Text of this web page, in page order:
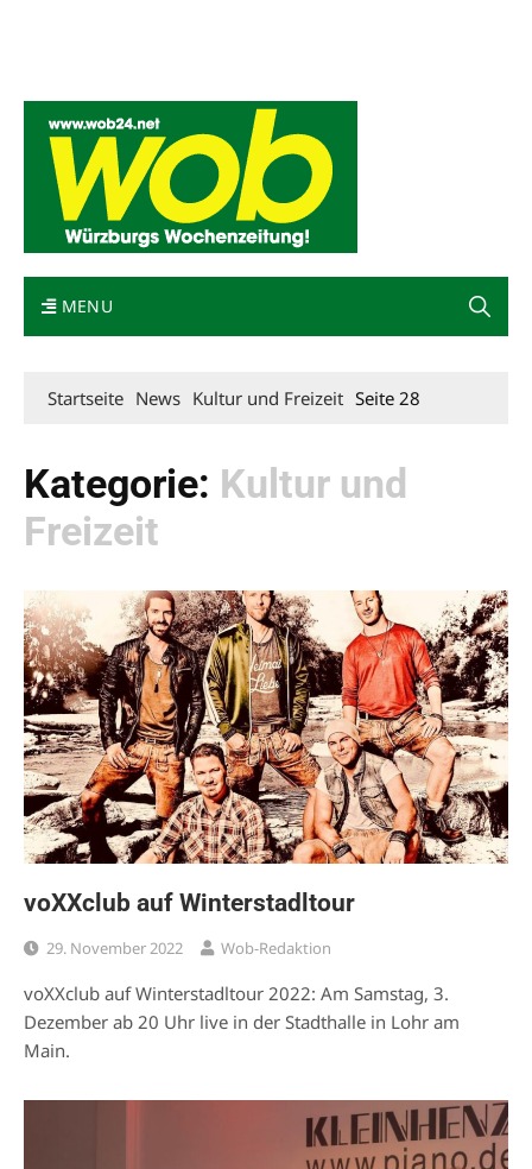
MENU
Startseite News Kultur und Freizeit Seite 28
Kategorie: Kultur und
Freizeit
voXXclub auf Winterstadltour
29. November 2022 Wob-Redaktion
voXXclub auf Winterstadltour 2022: Am Samstag, 3.
Dezember ab 20 Uhr live in der Stadthalle in Lohr am
Main.